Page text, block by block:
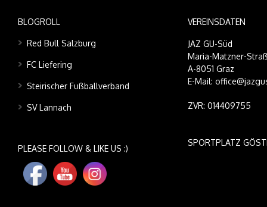
BLOGROLL
Red Bull Salzburg
FC Liefering
Steirischer Fußballverband
SV Lannach
PLEASE FOLLOW & LIKE US :)
VEREINSDATEN
JAZ GU-Süd
Maria-Matzner-
A-8051 Graz
E-Mail:
ZVR: 014409755
SPORTPLATZ